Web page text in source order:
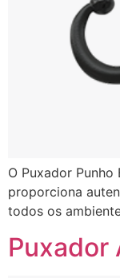
O Puxador
proporciona
todos os
Puxador